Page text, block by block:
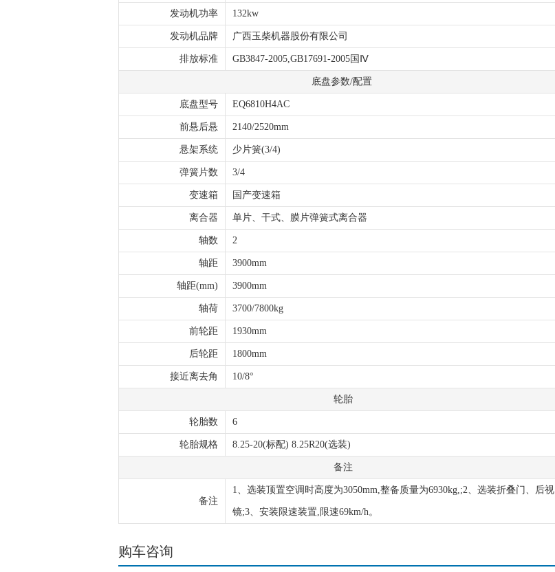
发动机功率 132kw
发动机品牌 广西玉柴机器股份有限公司
排放标准 GB3847-2005,GB17691-2005国Ⅳ
底盘参数/配置
底盘型号 EQ6810H4AC
前悬后悬 2140/2520mm
悬架系统 少片簧(3/4)
弹簧片数 3/4
变速箱 国产变速箱
离合器 单片、干式、膜片弹簧式离合器
轴数 2
轴距 3900mm
轴距(mm) 3900mm
轴荷 3700/7800kg
前轮距 1930mm
后轮距 1800mm
接近离去角 10/8°
轮胎
轮胎数 6
轮胎规格 8.25-20(标配) 8.25R20(选装)
备注
备注
1、选装顶置空调时高度为3050mm,整备质量为6930kg,;2、选装折叠门、后视
镜;3、安装限速装置,限速69km/h。
购车咨询